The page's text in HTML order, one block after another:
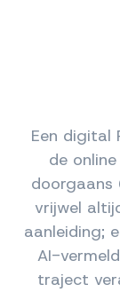
Een digital
de
doorgaans
vrijwel
aanleiding;
AI-
traject